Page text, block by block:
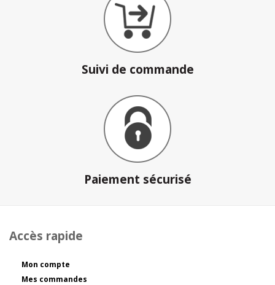
Suivi de commande
Paiement sécurisé
Accès rapide
Mon compte
Mes commandes